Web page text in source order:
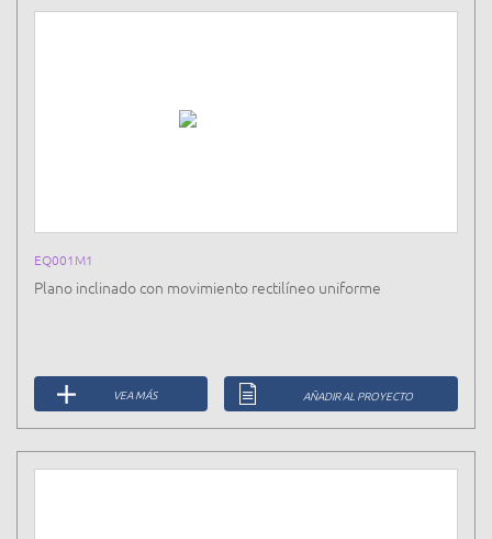
EQ001M1
Plano inclinado con movimiento rectilíneo uniforme
VEA MÁS AÑADIR AL PROYECTO